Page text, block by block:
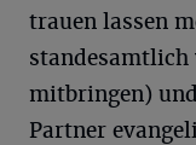
trauen lassen
mitbringen)
Partner